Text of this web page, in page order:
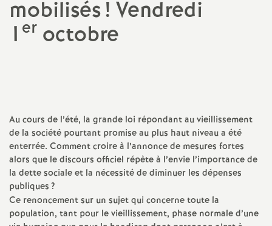
a
o
n
a
l
mobilisés! Vendredi
1 er octobre
Au cours de l’été, la grande loi répondant au vieillissement
de la société pourtant promise au plus haut niveau a été
enterrée. Comment croire à l’annonce de mesures fortes
alors que le discours officiel répète à l’envie l’importance de
la dette sociale et la nécessité de diminuer les dépenses
publiques?
Ce renoncement sur un sujet qui concerne toute la
population, tant pour le vieillissement, phase normale d’une